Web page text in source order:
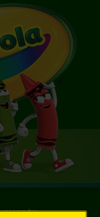
reservados.